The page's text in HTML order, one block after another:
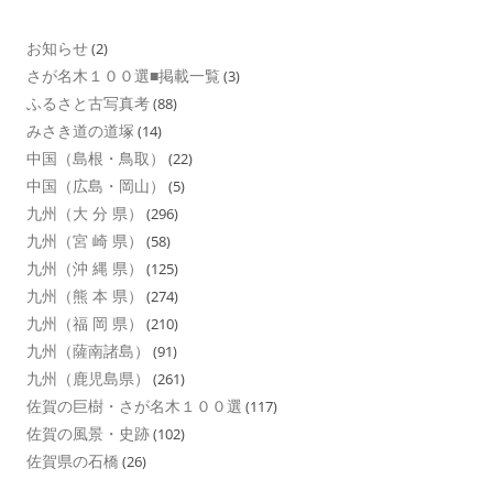
お知らせ(2)
さが名木１００選■掲載一覧 (3)
ふるさと古写真考(88)
みさき道の道塚 (14)
中国（島根・鳥取） (22)
中国（広島・岡山） (5)
九州（大 分 県） (296)
九州（宮 崎 県） (58)
九州（沖 縄 県） (125)
九州（熊 本 県） (274)
九州（福 岡 県） (210)
九州（薩南諸島） (91)
九州（鹿児島県） (261)
佐賀の巨樹・さが名木１００選 (117)
佐賀の風景・史跡(102)
佐賀県の石橋 (26)